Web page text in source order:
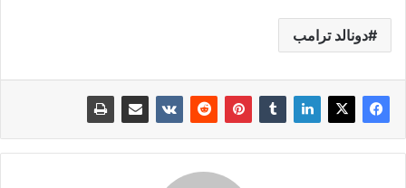
دونالد ترامب